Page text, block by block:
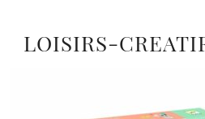
LOISIRS-